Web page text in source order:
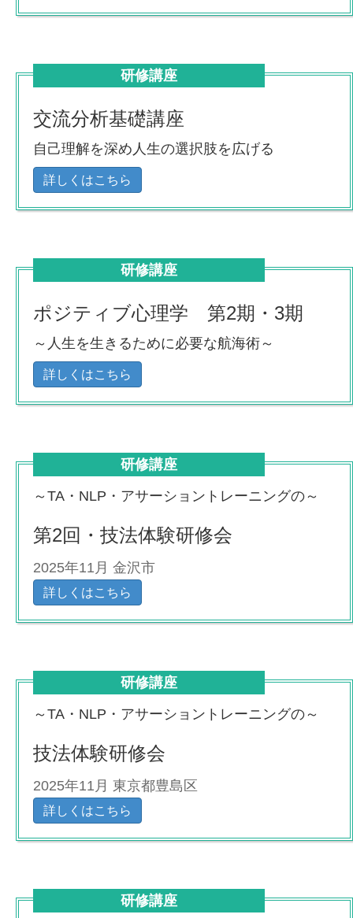
研修講座
交流分析基礎講座
自己理解を深め人生の選択肢を広げる
詳しくはこちら
研修講座
ポジティブ心理学 第2期・3期
～人生を生きるために必要な航海術～
詳しくはこちら
研修講座
～TA・NLP・アサーショントレーニングの～
第2回・技法体験研修会
2025年11月 金沢市
詳しくはこちら
研修講座
～TA・NLP・アサーショントレーニングの～
技法体験研修会
2025年11月 東京都豊島区
詳しくはこちら
研修講座